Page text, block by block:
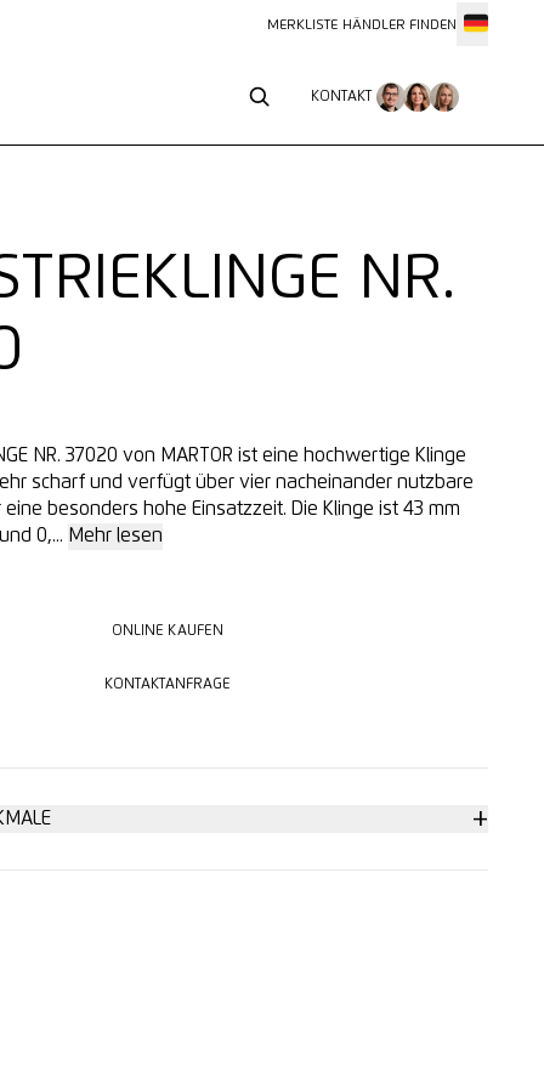
MERKLISTE HÄNDLER FINDEN
KONTAKT
NR.
NR. 37020 von MARTOR ist eine hochwertige Klinge
scharf und verfügt über vier nacheinander nutzbare
besonders hohe Einsatzzeit. Die Klinge ist 43 mm
0,... Mehr lesen
ONLINE KAUFEN
KONTAKTANFRAGE
+